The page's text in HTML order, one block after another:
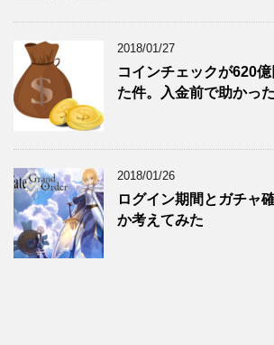
2018/01/27
コインチェックが620
た件。入金前で助かった
2018/01/26
ログイン期間とガチャ
か考えてみた